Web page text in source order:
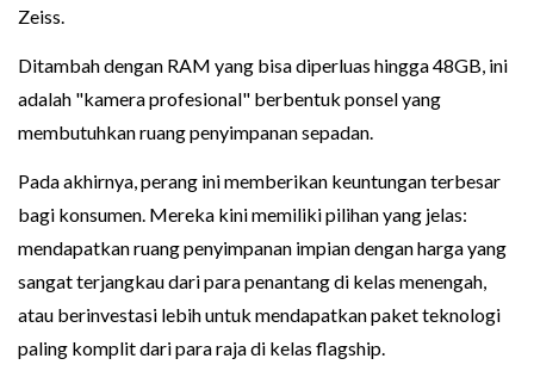
Zeiss.
Ditambah dengan RAM yang bisa diperluas hingga 48GB, ini
adalah "kamera profesional" berbentuk ponsel yang
membutuhkan ruang penyimpanan sepadan.
Pada akhirnya, perang ini memberikan keuntungan terbesar
bagi konsumen. Mereka kini memiliki pilihan yang jelas:
mendapatkan ruang penyimpanan impian dengan harga yang
sangat terjangkau dari para penantang di kelas menengah,
atau berinvestasi lebih untuk mendapatkan paket teknologi
paling komplit dari para raja di kelas flagship.